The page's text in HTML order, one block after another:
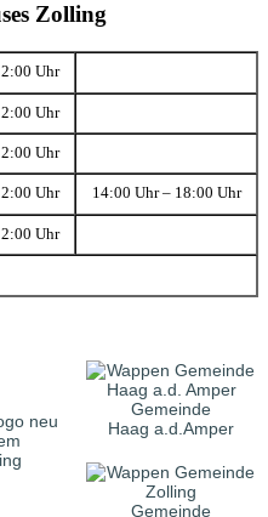
Zolling
Uhr
Uhr
Uhr
Uhr 14:00 Uhr – 18:00 Uhr
Uhr
Gemeinde
Haag a.d.Amper
Gemeinde